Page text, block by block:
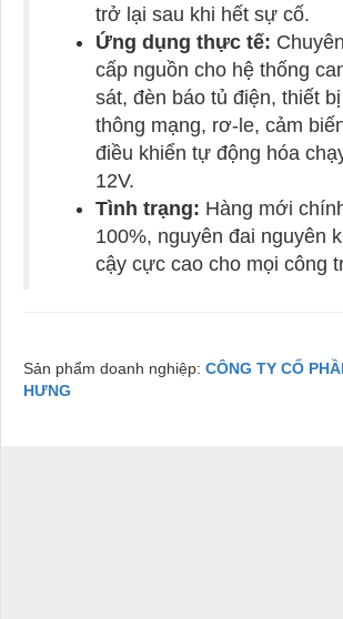
trở lại sau khi hết sự cố.
Ứng dụng thực tế:
cấp nguồn cho hệ thống
sát, đèn báo tủ điện, thiết
thông mạng, rơ-le, cảm
điều khiển tự động hóa
12V.
Tình trạng: Hàng mới
100%, nguyên đai nguyên
cậy cực cao cho mọi công
Sản phẩm doanh nghiệp: CÔNG TY CỔ
HƯNG